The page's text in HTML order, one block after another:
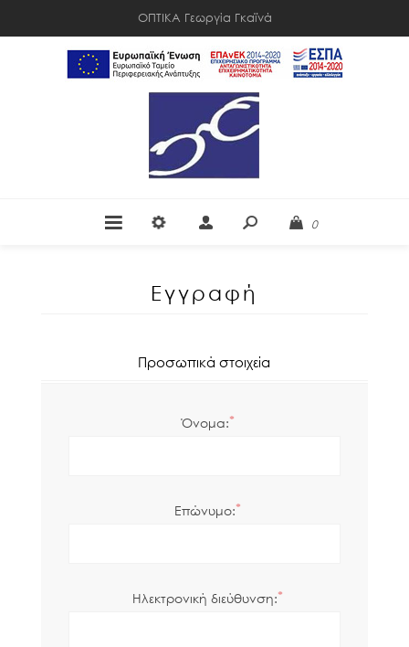
ΟΠΤΙΚΑ Γεωργία Γκαϊνά
0
Εγγραφή
Προσωπικά στοιχεία
Όνομα:*
Επώνυμο:*
Ηλεκτρονική διεύθυνση:*